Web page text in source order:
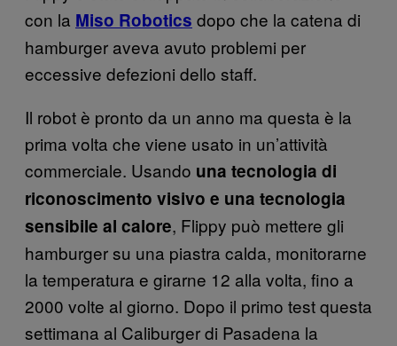
con la Miso Robotics dopo che la catena di
hamburger aveva avuto problemi per
eccessive defezioni dello staff.
Il robot è pronto da un anno ma questa è la
prima volta che viene usato in un’attività
commerciale. Usando una tecnologia di
riconoscimento visivo e una tecnologia
sensibile al calore, Flippy può mettere gli
hamburger su una piastra calda, monitorarne
la temperatura e girarne 12 alla volta, fino a
2000 volte al giorno. Dopo il primo test questa
settimana al Caliburger di Pasadena la